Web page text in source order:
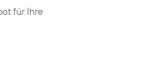
für Ihre